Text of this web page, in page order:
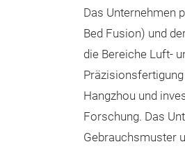
Das Unternehmen
Bed Fusion) und
die Bereiche Luft-
Hangzhou und
Forschung. Das
Gebrauchsmuster